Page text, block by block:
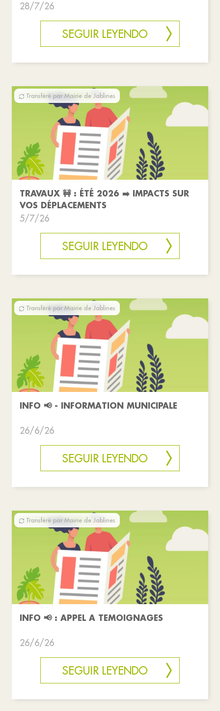
28/7/26
SEGUIR LEYENDO
Transféré par Mairie de Jablines
TRAVAUX 🚧 : ÉTÉ 2026 ➡️ IMPACTS SUR
VOS DÉPLACEMENTS
5/7/26
SEGUIR LEYENDO
Transféré par Mairie de Jablines
INFO 📢 - INFORMATION MUNICIPALE
26/6/26
SEGUIR LEYENDO
Transféré par Mairie de Jablines
INFO 📢 : APPEL A TEMOIGNAGES
26/6/26
SEGUIR LEYENDO